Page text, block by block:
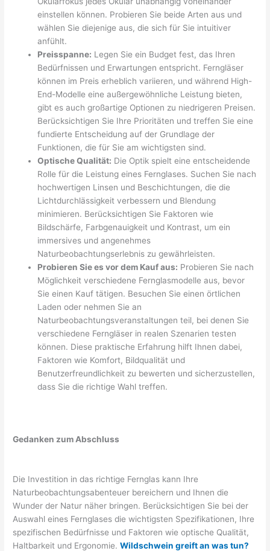
einstellen können. Probieren Sie beide Arten aus und
wählen Sie diejenige aus, die sich für Sie intuitiver
anfühlt.
Preisspanne: Legen Sie ein Budget fest, das Ihren
Bedürfnissen und Erwartungen entspricht. Ferngläser
können im Preis erheblich variieren, und während High-
End-Modelle eine außergewöhnliche Leistung bieten,
gibt es auch großartige Optionen zu niedrigeren Preisen.
Berücksichtigen Sie Ihre Prioritäten und treffen Sie eine
fundierte Entscheidung auf der Grundlage der
Funktionen, die für Sie am wichtigsten sind.
Optische Qualität: Die Optik spielt eine entscheidende
Rolle für die Leistung eines Fernglases. Suchen Sie nach
hochwertigen Linsen und Beschichtungen, die die
Lichtdurchlässigkeit verbessern und Blendung
minimieren. Berücksichtigen Sie Faktoren wie
Bildschärfe, Farbgenauigkeit und Kontrast, um ein
immersives und angenehmes
Naturbeobachtungserlebnis zu gewährleisten.
Probieren Sie es vor dem Kauf aus: Probieren Sie nach
Möglichkeit verschiedene Fernglasmodelle aus, bevor
Sie einen Kauf tätigen. Besuchen Sie einen örtlichen
Laden oder nehmen Sie an
Naturbeobachtungsveranstaltungen teil, bei denen Sie
verschiedene Ferngläser in realen Szenarien testen
können. Diese praktische Erfahrung hilft Ihnen dabei,
Faktoren wie Komfort, Bildqualität und
Benutzerfreundlichkeit zu bewerten und sicherzustellen,
dass Sie die richtige Wahl treffen.
Gedanken zum Abschluss
Die Investition in das richtige Fernglas kann Ihre
Naturbeobachtungsabenteuer bereichern und Ihnen die
Wunder der Natur näher bringen. Berücksichtigen Sie bei der
Auswahl eines Fernglases die wichtigsten Spezifikationen, Ihre
spezifischen Bedürfnisse und Faktoren wie optische Qualität,
Haltbarkeit und Ergonomie.Wildschwein greift an was tun?